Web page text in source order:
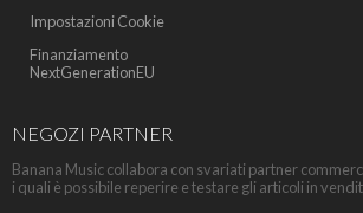
Impostazioni Cookie
Finanziamento
NextGenerationEU
NEGOZI PARTNER
Banana Music collabora con svariati partner
i quali è possibile reperire e testare gli articoli in